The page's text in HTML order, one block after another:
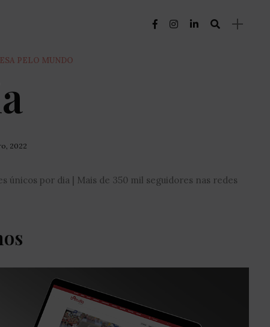
PELO MUNDO
2022
únicos por dia | Mais de 350 mil seguidores nas redes